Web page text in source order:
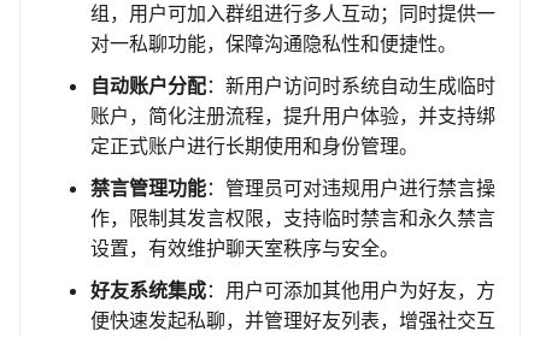
组，用户可加入群组进行多人互动；同时提供一
对一私聊功能，保障沟通隐私性和便捷性。
自动账户分配：新用户访问时系统自动生成临时
账户，简化注册流程，提升用户体验，并支持绑
定正式账户进行长期使用和身份管理。
禁言管理功能：管理员可对违规用户进行禁言操
作，限制其发言权限，支持临时禁言和永久禁言
设置，有效维护聊天室秩序与安全。
好友系统集成：用户可添加其他用户为好友，方
便快速发起私聊，并管理好友列表，增强社交互